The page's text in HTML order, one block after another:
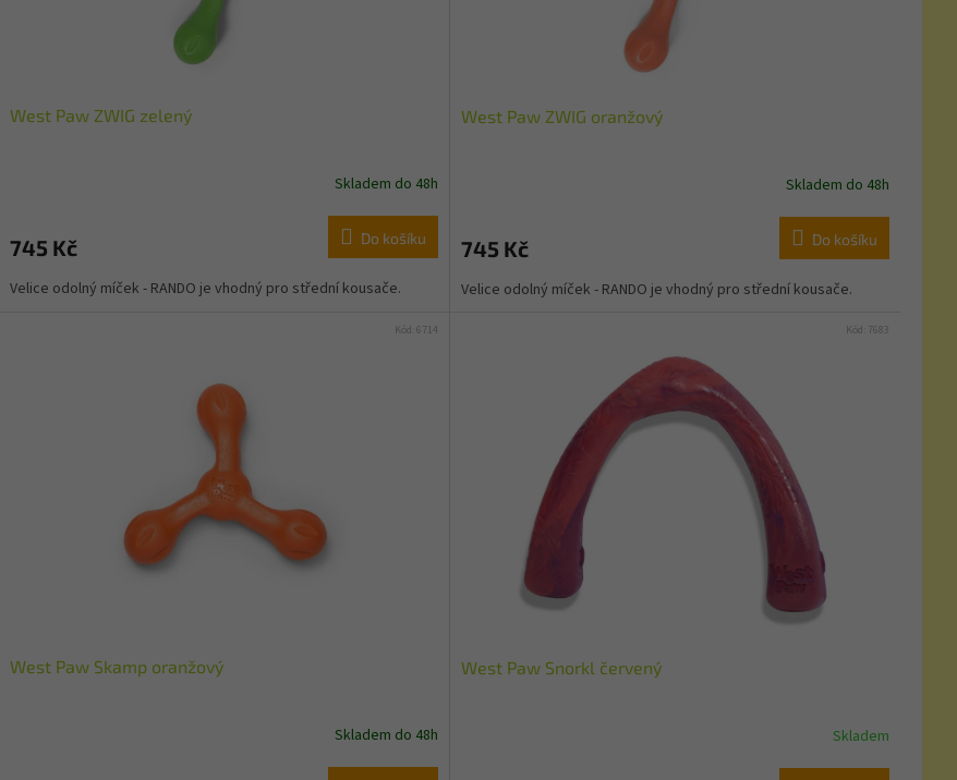
West Paw ZWIG zelený
Skladem do 48h
745 Kč Do košíku
Velice odolný míček - RANDO je vhodný pro střední kousače.
West Paw ZWIG oranžový
Skladem do 48h
745 Kč Do košíku
Velice odolný míček - RANDO je vhodný pro střední kousače.
West Paw Skamp oranžový
Skladem do 48h
Kód: 6714
West Paw Snorkl červený
Skladem
Kód: 7683